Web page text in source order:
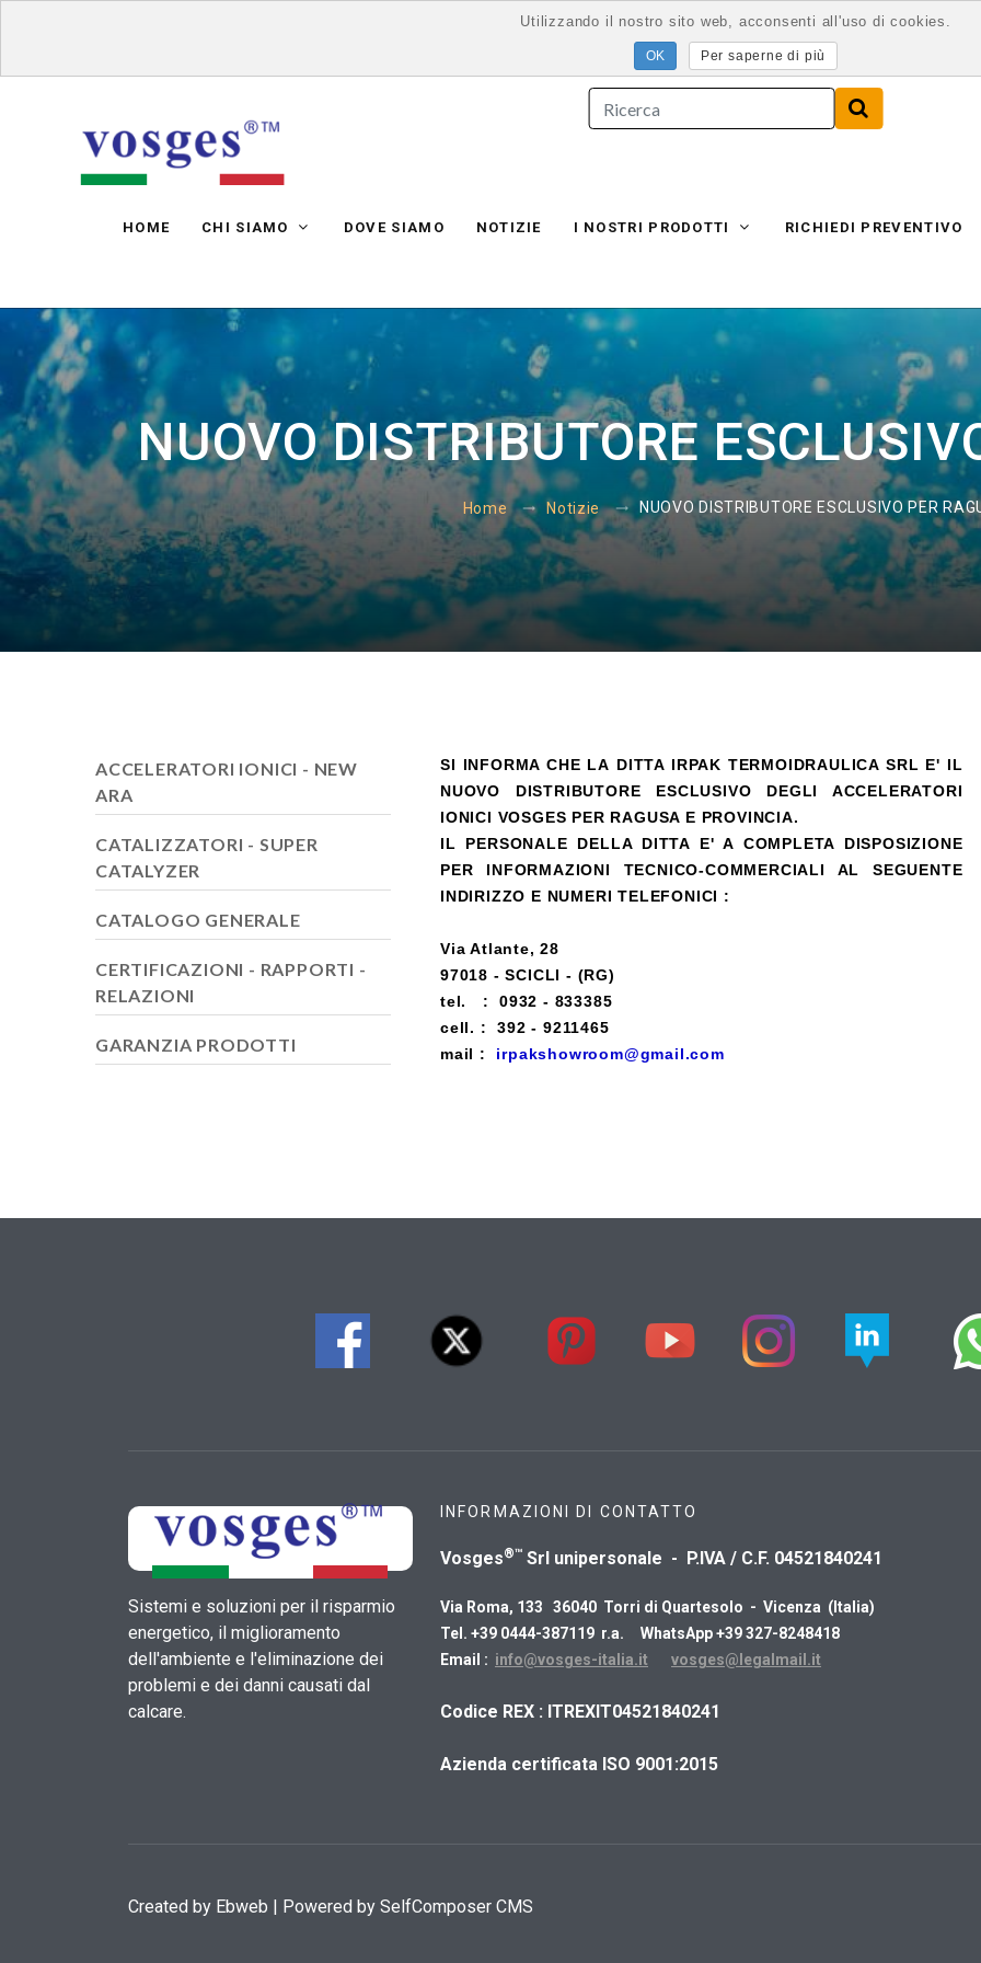
HOME CHI SIAMO DOVE SIAMO NOTIZIE I NOSTRI PRODOTTI RICHIEDI PREVENTIVO
NUOVO DISTRIBUTORE
Home Notizie NUOVO DISTRIBUTORE ESCLUSIVO PER
SI INFORMA CHE LA DITTA IRPAK TERMOIDRAULICA SRL E' IL
NUOVO DISTRIBUTORE ESCLUSIVO DEGLI ACCELERATORI
IONICI VOSGES PER RAGUSA E PROVINCIA.
IL PERSONALE DELLA DITTA E' A COMPLETA DISPOSIZIONE
PER INFORMAZIONI TECNICO-COMMERCIALI AL SEGUENTE
INDIRIZZO E NUMERI TELEFONICI :
Via Atlante, 28
97018 - SCICLI - (RG)
tel. : 0932 - 833385
cell. : 392 - 9211465
mail : irpakshowroom@gmail.com
ACCELERATORI IONICI - NEW
ARA
CATALIZZATORI - SUPER
CATALYZER
CATALOGO GENERALE
CERTIFICAZIONI - RAPPORTI -
RELAZIONI
GARANZIA PRODOTTI
Sistemi e soluzioni per il risparmio
energetico, il miglioramento
dell'ambiente e l'eliminazione dei
problemi e dei danni causati dal
calcare.
INFORMAZIONI DI CONTATTO
Vosges®™ Srl unipersonale - P.IVA / C.F. 04521840241
Via Roma, 133 36040 Torri di Quartesolo - Vicenza (Italia)
Tel. +39 0444-387119 r.a. WhatsApp +39 327-8248418
Email : info@vosges-italia.it vosges@legalmail.it
​Codice REX : ITREXIT04521840241
Azienda certificata ISO 9001:2015
Created by Ebweb | Powered by SelfComposer CMS
Utilizzando il nostro sito web, acconsenti all'uso di cookies.
Per saperne di più